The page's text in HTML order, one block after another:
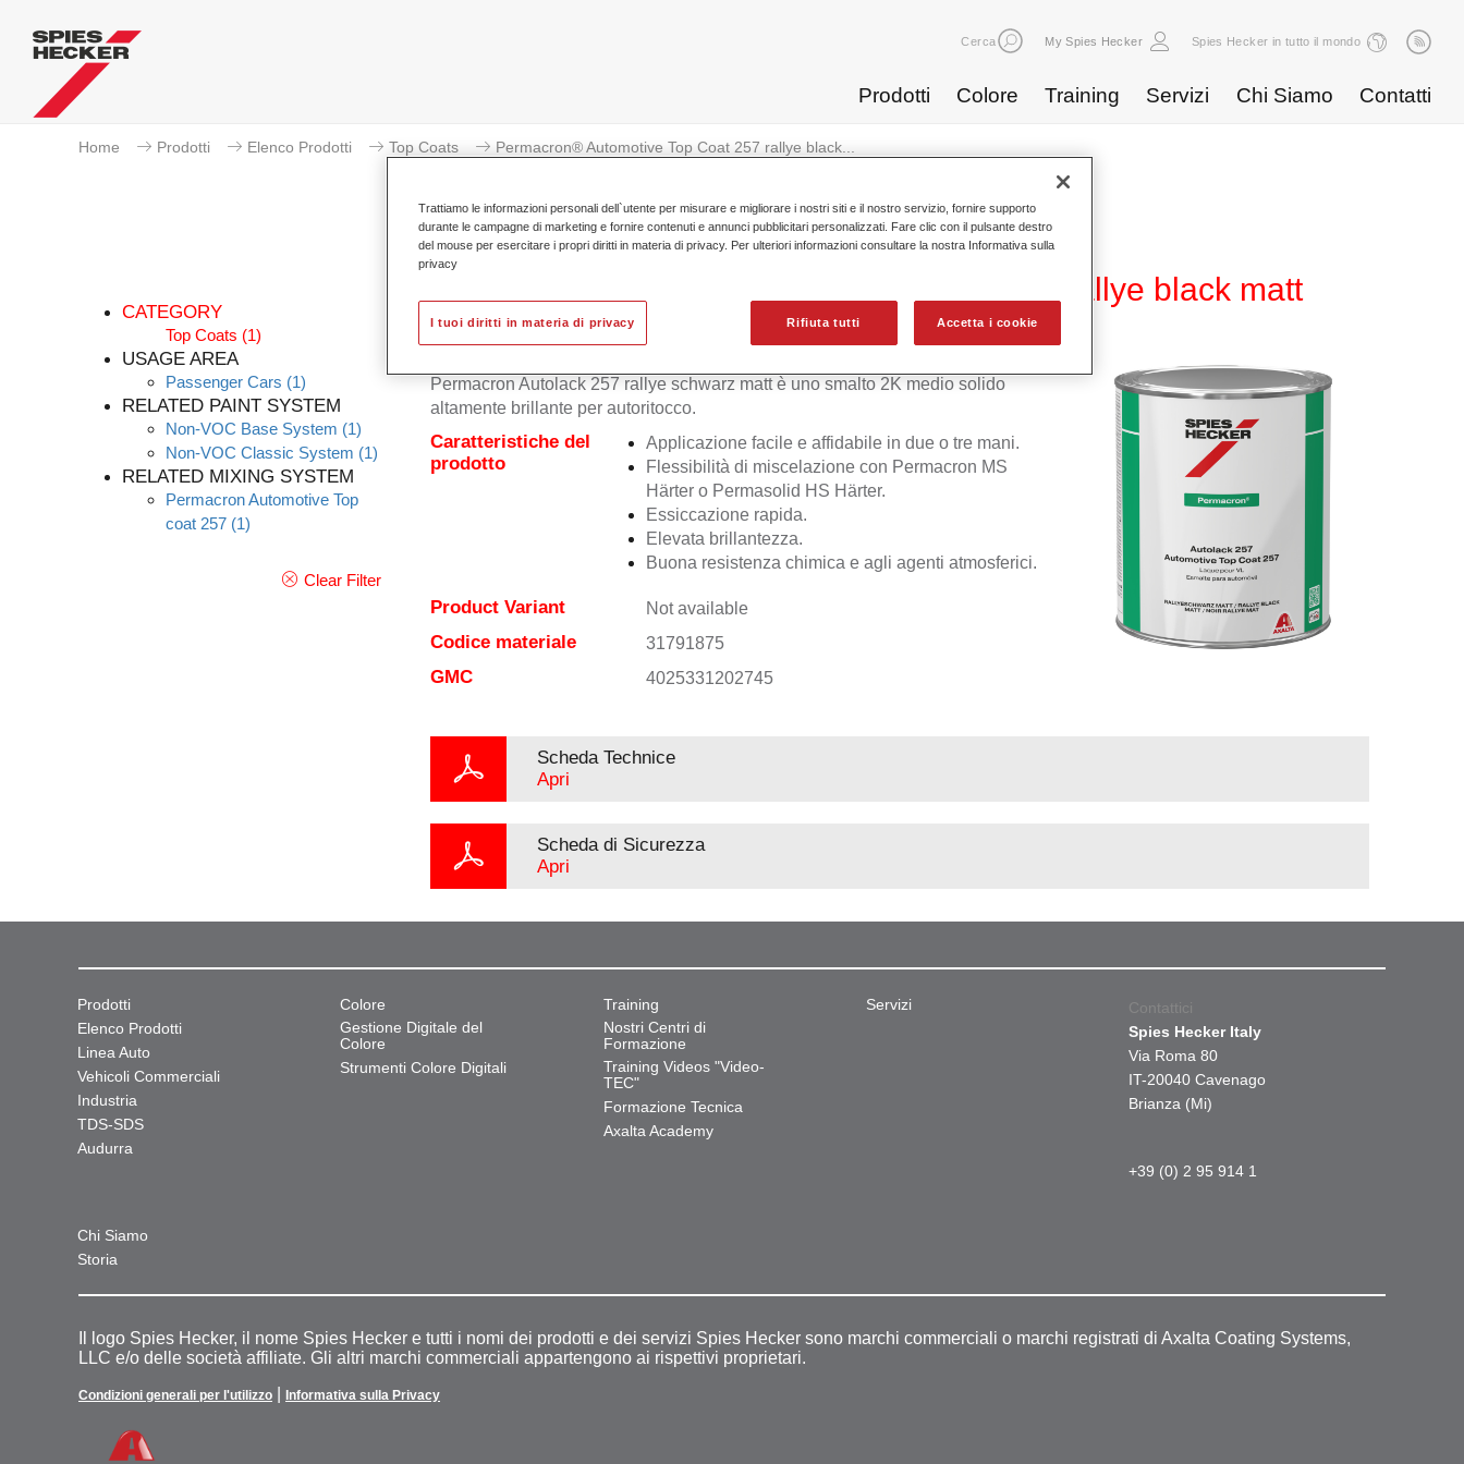
Cerca My Spies Hecker Spies Hecker in tutto il mondo
Prodotti Colore Training Servizi Chi Siamo Contatti
Home Prodotti Elenco Prodotti Top Coats Permacron® Automotive Top Coat 257 rallye black...
CATEGORY
Top Coats (1)
USAGE AREA
Passenger Cars (1)
RELATED PAINT SYSTEM
Non-VOC Base System (1)
Non-VOC Classic System (1)
RELATED MIXING SYSTEM
Permacron Automotive Top
coat 257 (1)
Clear Filter
Permacron® Automotive Top Coat 257 rallye black matt
Permacron Autolack 257 rallye schwarz matt è uno smalto 2K medio solido
altamente brillante per autoritocco.
Caratteristiche del
prodotto
Applicazione facile e affidabile in due o tre mani.
Flessibilità di miscelazione con Permacron MS
Härter o Permasolid HS Härter.
Essiccazione rapida.
Elevata brillantezza.
Buona resistenza chimica e agli agenti atmosferici.
Product Variant Not available
Codice materiale 31791875
GMC 4025331202745
Scheda Technice
Apri
Scheda di Sicurezza
Apri
Prodotti
Elenco Prodotti
Linea Auto
Vehicoli Commerciali
Industria
TDS-SDS
Audurra
Colore
Gestione Digitale del
Colore
Strumenti Colore Digitali
Training
Nostri Centri di
Formazione
Training Videos "Video-
TEC"
Formazione Tecnica
Axalta Academy
Servizi
Chi Siamo
Storia
Contattici
Spies Hecker Italy
Via Roma 80
IT-20040 Cavenago
Brianza (Mi)
+39 (0) 2 95 914 1
Il logo Spies Hecker, il nome Spies Hecker e tutti i nomi dei prodotti e dei servizi Spies Hecker sono marchi commerciali o marchi registrati di Axalta Coating Systems,
LLC e/o delle società affiliate. Gli altri marchi commerciali appartengono ai rispettivi proprietari.
Condizioni generali per l'utilizzo Informativa sulla Privacy
Trattiamo le informazioni personali dell`utente per misurare e migliorare i nostri siti e il nostro servizio, fornire supporto
durante le campagne di marketing e fornire contenuti e annunci pubblicitari personalizzati. Fare clic con il pulsante destro
del mouse per esercitare i propri diritti in materia di privacy. Per ulteriori informazioni consultare la nostra Informativa sulla
privacy
Rifiuta tutti Accetta i cookie
I tuoi diritti in materia di privacy